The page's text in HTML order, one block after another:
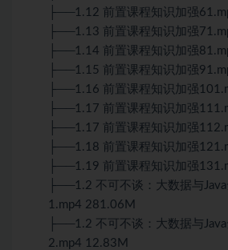
├──1.12 前置课程知识加强
├──1.13 前置课程知识加强
├──1.14 前置课程知识加强
├──1.15 前置课程知识加强
├──1.16 前置课程知识加强
├──1.17 前置课程知识加强
├──1.17 前置课程知识加强
├──1.18 前置课程知识加强
├──1.19 前置课程知识加强
├──1.2 不可不谈：大数据与
1.mp4 281.06M
├──1.2 不可不谈：大数据与
2.mp4 12.83M